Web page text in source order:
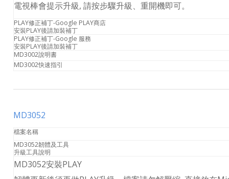
電視棒會提示升級, 請按步驟升級、重開機即可。
PLAY修正補丁-Google PLAY商店
安裝PLAY後請加裝補丁
PLAY修正補丁-Google 服務
安裝PLAY後請加裝補丁
MD3002說明書
MD3002快速指引
MD3052
檔案名稱
MD3052韌體及工具
升級工具說明
MD3052安裝PLAY